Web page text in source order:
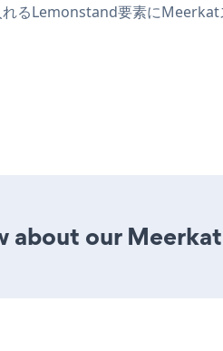
るLemonstand要素に
about our